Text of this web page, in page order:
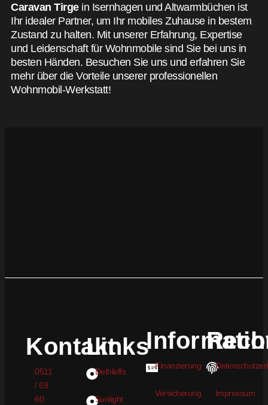
Caravan Tirgein Isernhagen und Altwarmbüchen ist
Ihr idealer Partner, um Ihr mobiles Zuhause in bestem
Zustand zu halten. Mit unserer Erfahrung, Expertise
und Leidenschaft für Wohnmobile sind Sie bei uns in
besten Händen. Besuchen Sie uns und erfahren Sie
mehr über die Vorteile unserer professionellen
Wohnmobil-Werkstatt!
Kontakt
0511
/ 69
60
Links
Dethleffs
Sunlight
Finanzierung
Versicherung Impressum